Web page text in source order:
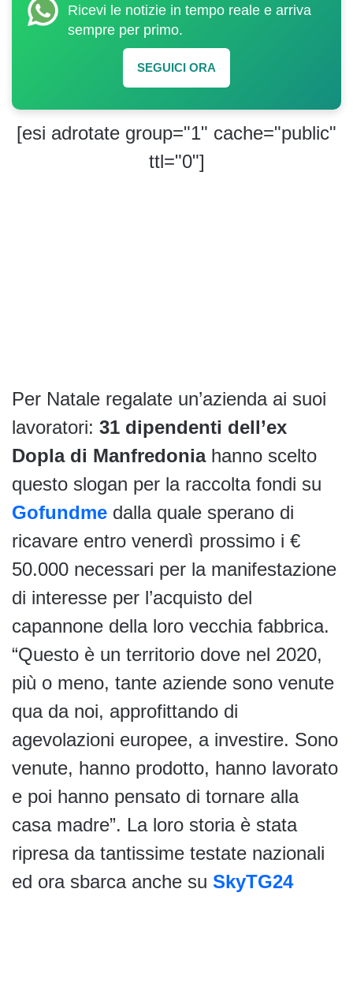
Ricevi le notizie in tempo reale e arriva
sempre per primo.
SEGUICI ORA
[esi adrotate group="1" cache="public"
ttl="0"]
Per Natale regalate un’azienda ai suoi
lavoratori: 31 dipendenti dell’ex
Dopla di Manfredonia hanno scelto
questo slogan per la raccolta fondi su
Gofundme dalla quale sperano di
ricavare entro venerdì prossimo i €
50.000 necessari per la manifestazione
di interesse per l’acquisto del
capannone della loro vecchia fabbrica.
“Questo è un territorio dove nel 2020,
più o meno, tante aziende sono venute
qua da noi, approfittando di
agevolazioni europee, a investire. Sono
venute, hanno prodotto, hanno lavorato
e poi hanno pensato di tornare alla
casa madre”. La loro storia è stata
ripresa da tantissime testate nazionali
ed ora sbarca anche su SkyTG24